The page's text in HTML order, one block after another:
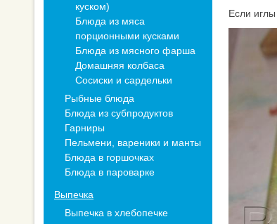
Если
куском)
Блюда из мяса
порционными кусками
Блюда из мясного фарша
Домашняя колбаса
Сосиски и сардельки
Рыбные блюда
Блюда из субпродуктов
Гарниры
Пельмени, вареники и манты
Блюда в горшочках
Блюда в пароварке
Выпечка
Выпечка в хлебопечке